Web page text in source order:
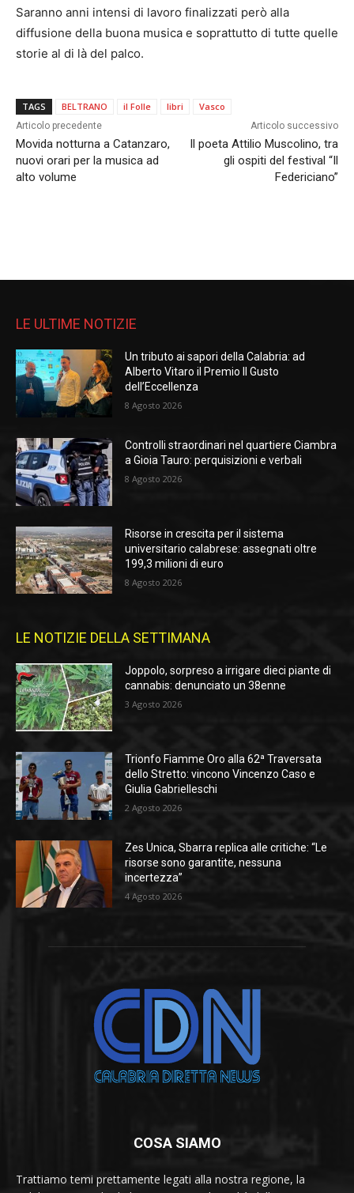
Saranno anni intensi di lavoro finalizzati però alla
diffusione della buona musica e soprattutto di tutte quelle
storie al di là del palco.
TAGS BELTRANO il Folle libri Vasco
Articolo precedente
Movida notturna a Catanzaro,
nuovi orari per la musica ad
alto volume
Articolo successivo
Il poeta Attilio Muscolino, tra
gli ospiti del festival “Il
Federiciano”
LE ULTIME NOTIZIE
Un tributo ai sapori della Calabria: ad
Alberto Vitaro il Premio Il Gusto
dell’Eccellenza
8 Agosto 2026
Controlli straordinari nel quartiere Ciambra
a Gioia Tauro: perquisizioni e verbali
8 Agosto 2026
Risorse in crescita per il sistema
universitario calabrese: assegnati oltre
199,3 milioni di euro
8 Agosto 2026
LE NOTIZIE DELLA SETTIMANA
Joppolo, sorpreso a irrigare dieci piante di
cannabis: denunciato un 38enne
3 Agosto 2026
Trionfo Fiamme Oro alla 62ª Traversata
dello Stretto: vincono Vincenzo Caso e
Giulia Gabrielleschi
2 Agosto 2026
Zes Unica, Sbarra replica alle critiche: “Le
risorse sono garantite, nessuna
incertezza”
4 Agosto 2026
COSA SIAMO
Trattiamo temi prettamente legati alla nostra regione, la